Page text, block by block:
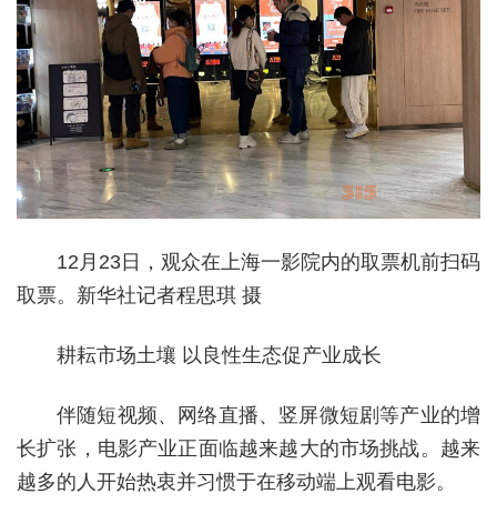
12月23日，观众在上海一影院内的取票机前扫码
取票。新华社记者程思琪 摄
耕耘市场土壤 以良性生态促产业成长
伴随短视频、网络直播、竖屏微短剧等产业的增
长扩张，电影产业正面临越来越大的市场挑战。越来
越多的人开始热衷并习惯于在移动端上观看电影。